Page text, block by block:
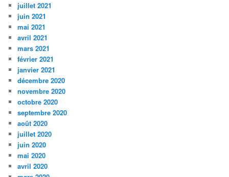
juillet 2021
juin 2021
mai 2021
avril 2021
mars 2021
février 2021
janvier 2021
décembre 2020
novembre 2020
octobre 2020
septembre 2020
août 2020
juillet 2020
juin 2020
mai 2020
avril 2020